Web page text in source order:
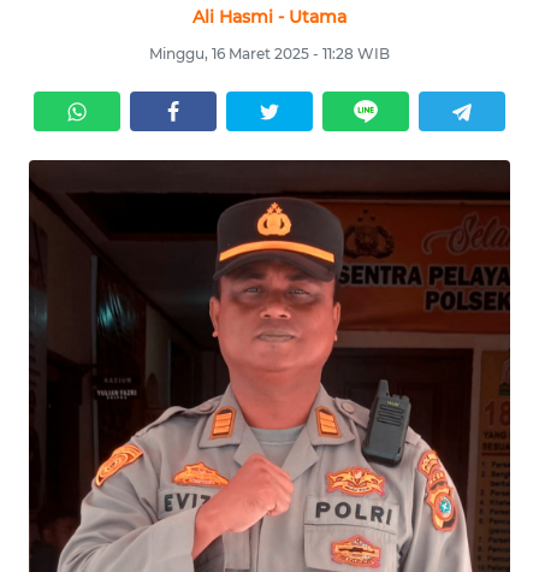
Ali Hasmi - Utama
Minggu, 16 Maret 2025 - 11:28 WIB
SERBI
HUKRIM
OPINI
PERISTIWA
Informasi
INDEKS
KONTAK
KAMI